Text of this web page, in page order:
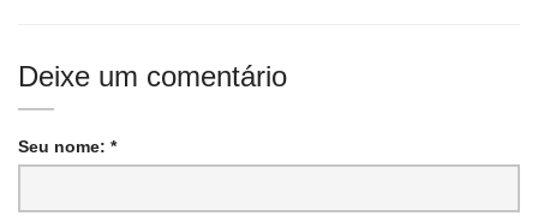
Deixe um comentário
Seu nome: *